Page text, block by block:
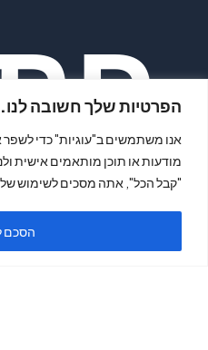
הפרטיות שלך חשובה לנו.
אנו משתמשים ב"עוגיות" כדי
מודעות או תוכן מותאמים אישית
"קבל הכל", אתה מסכים לשימוש
הסכם
ה